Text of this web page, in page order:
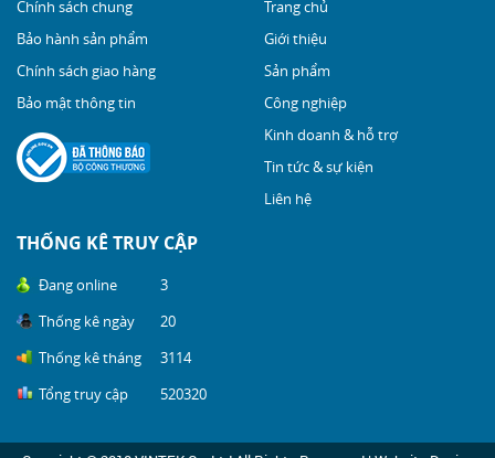
Chính sách chung
Bảo hành sản phẩm
Chính sách giao hàng
Bảo mật thông tin
Trang chủ
Giới thiệu
Sản phẩm
Công nghiệp
Kinh doanh & hỗ trợ
Tin tức & sự kiện
Liên hệ
THỐNG KÊ TRUY CẬP
Đang online
3
Thống kê ngày
20
Thống kê tháng
3114
Tổng truy cập
520320